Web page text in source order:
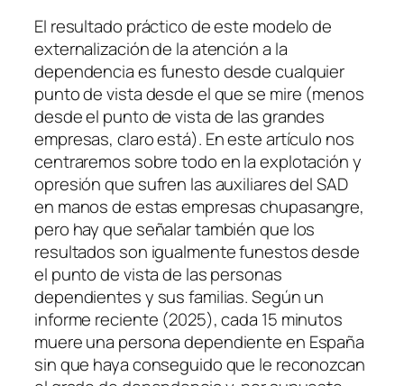
El resultado práctico de este modelo de
externalización de la atención a la
dependencia es funesto desde cualquier
punto de vista desde el que se mire (menos
desde el punto de vista de las grandes
empresas, claro está). En este artículo nos
centraremos sobre todo en la explotación y
opresión que sufren las auxiliares del SAD
en manos de estas empresas chupasangre,
pero hay que señalar también que los
resultados son igualmente funestos desde
el punto de vista de las personas
dependientes y sus familias. Según un
informe reciente (2025), cada 15 minutos
muere una persona dependiente en España
sin que haya conseguido que le reconozcan